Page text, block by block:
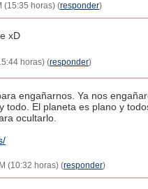
(15:35 horas) (responder)
xD
horas) (responder)
engañarnos. Ya nos
todo. El planeta es plano y
ocultarlo.
(10:32 horas) (responder)